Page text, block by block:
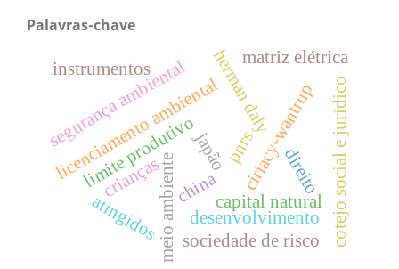
Palavras-chave
ciriacy-wantrup
herman daly
segurança ambiental
limite produtivo
capital natural
meio ambiente
japão cotejo social e jurídico
licenciamento ambiental
atingidos desenvolvimento
direito
pnrs
instrumentos
matriz elétrica
china
sociedade de risco
crianças